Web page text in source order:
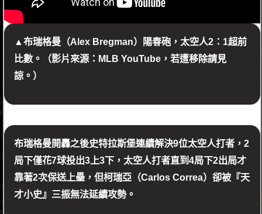
▲布瑞格曼（Alex Bregman）陽春砲，太空人2：1超前
比數。（影片來源：MLB YouTube，若遭移除請見
諒。）
布瑞格曼開轟之後史特拉斯堡連續解決9位太空人打者，2
局下僅花7球投出3上3下，太空人打者直到4局下2出局才
靠著2次保送上壘，但柯瑞亞（Carlos Correa）卻被『天
才小史』三振無法延續攻勢。